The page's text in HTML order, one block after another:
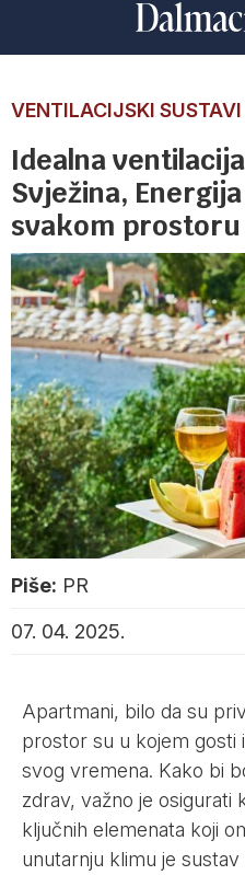
VENTILACIJSKI
Idealna
Svježina,
svakom prostoru
Piše: PR
07. 04. 2025.
Apartmani, bilo da su
prostor su u kojem gosti
svog vremena. Kako bi
zdrav, važno je osigurati
ključnih elemenata koji
unutarnju klimu je